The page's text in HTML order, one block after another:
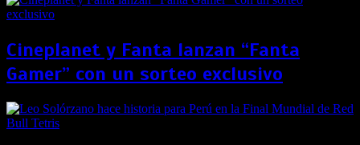
Cineplanet y Fanta lanzan “Fanta
Gamer” con un sorteo exclusivo